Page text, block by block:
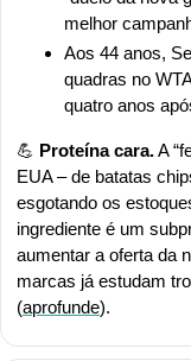
melhor
Aos 44 anos,
quadras no
quatro anos
💪 Proteína cara. A
EUA – de batatas
esgotando os
ingrediente é um
aumentar a oferta da
marcas já estudam
(aprofunde).